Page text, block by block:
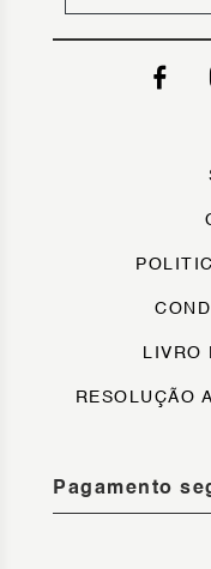
LIVRO
RESOLUÇÃO
Pagamento